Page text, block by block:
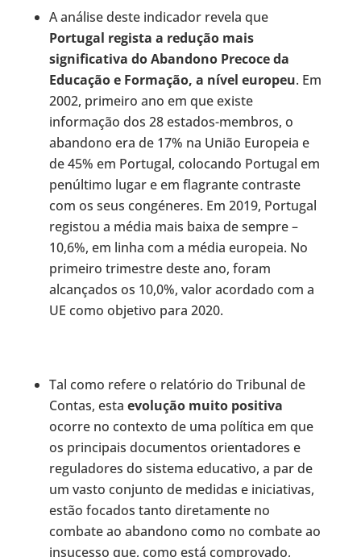
A análise deste indicador revela que
Portugal regista a redução mais
significativa do Abandono Precoce da
Educação e Formação, a nível europeu. Em
2002, primeiro ano em que existe
informação dos 28 estados-membros, o
abandono era de 17% na União Europeia e
de 45% em Portugal, colocando Portugal em
penúltimo lugar e em flagrante contraste
com os seus congéneres. Em 2019, Portugal
registou a média mais baixa de sempre –
10,6%, em linha com a média europeia. No
primeiro trimestre deste ano, foram
alcançados os 10,0%, valor acordado com a
UE como objetivo para 2020.
Tal como refere o relatório do Tribunal de
Contas, esta evolução muito positiva
ocorre no contexto de uma política em que
os principais documentos orientadores e
reguladores do sistema educativo, a par de
um vasto conjunto de medidas e iniciativas,
estão focados tanto diretamente no
combate ao abandono como no combate ao
insucesso que, como está comprovado,